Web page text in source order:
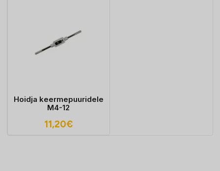
Hoidja keermepuuridele
M4-12
11,20€